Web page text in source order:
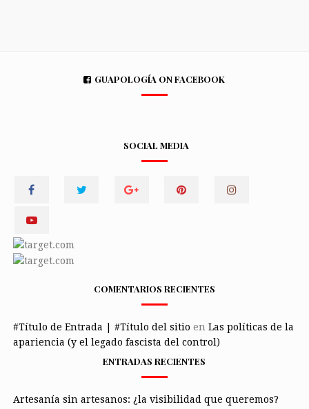
GUAPOLOGÍA ON FACEBOOK
SOCIAL MEDIA
COMENTARIOS RECIENTES
#Título de Entrada | #Título del sitio en Las políticas de la
apariencia (y el legado fascista del control)
ENTRADAS RECIENTES
Artesanía sin artesanos: ¿la visibilidad que queremos?